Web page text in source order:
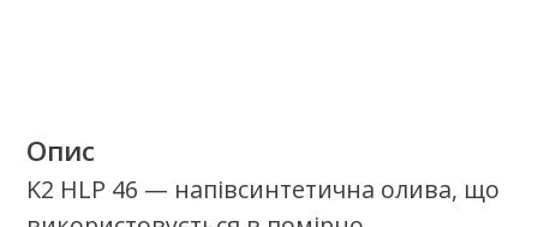
Змащувальні властивості гідравлічної
оливи захищають частини гідравлічних
систем на тривалий час. Олива широко